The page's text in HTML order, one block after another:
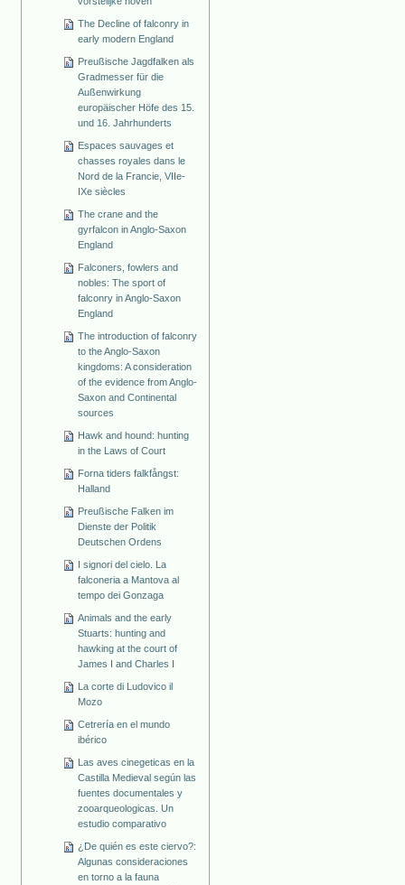
The Decline of falconry in
early modern England
Preußische Jagdfalken als
Gradmesser für die
Außenwirkung
europäischer Höfe des 15.
und 16. Jahrhunderts
Espaces sauvages et
chasses royales dans le
Nord de la Francie, VIIe-
IXe siècles
The crane and the
gyrfalcon in Anglo-Saxon
England
Falconers, fowlers and
nobles: The sport of
falconry in Anglo-Saxon
England
The introduction of falconry
to the Anglo-Saxon
kingdoms: A consideration
of the evidence from Anglo-
Saxon and Continental
sources
Hawk and hound: hunting
in the Laws of Court
Forna tiders falkfångst:
Halland
Preußische Falken im
Dienste der Politik
Deutschen Ordens
I signori del cielo. La
falconeria a Mantova al
tempo dei Gonzaga
Animals and the early
Stuarts: hunting and
hawking at the court of
James I and Charles I
La corte di Ludovico il
Mozo
Cetrería en el mundo
ibérico
Las aves cinegeticas en la
Castilla Medieval según las
fuentes documentales y
zooarqueologicas. Un
estudio comparativo
¿De quién es este ciervo?:
Algunas consideraciones
en torno a la fauna